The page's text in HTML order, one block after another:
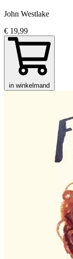
John Westlake
€ 19,99
in winkelmand